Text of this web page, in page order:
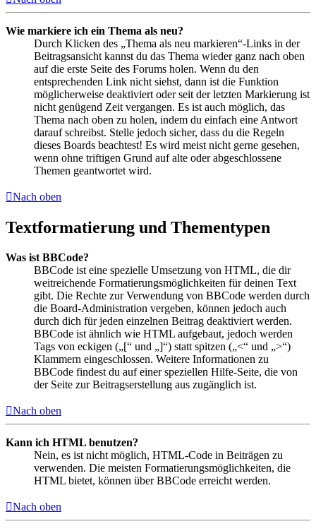
Wie markiere ich ein Thema als neu?
Durch Klicken des „Thema als neu markieren“-Links in der
Beitragsansicht kannst du das Thema wieder ganz nach oben
auf die erste Seite des Forums holen. Wenn du den
entsprechenden Link nicht siehst, dann ist die Funktion
möglicherweise deaktiviert oder seit der letzten Markierung ist
nicht genügend Zeit vergangen. Es ist auch möglich, das
Thema nach oben zu holen, indem du einfach eine Antwort
darauf schreibst. Stelle jedoch sicher, dass du die Regeln
dieses Boards beachtest! Es wird meist nicht gerne gesehen,
wenn ohne triftigen Grund auf alte oder abgeschlossene
Themen geantwortet wird.
Nach oben
Textformatierung und Thementypen
Was ist BBCode?
BBCode ist eine spezielle Umsetzung von HTML, die dir
weitreichende Formatierungsmöglichkeiten für deinen Text
gibt. Die Rechte zur Verwendung von BBCode werden durch
die Board-Administration vergeben, können jedoch auch
durch dich für jeden einzelnen Beitrag deaktiviert werden.
BBCode ist ähnlich wie HTML aufgebaut, jedoch werden
Tags von eckigen („[“ und „]“) statt spitzen („<“ und „>“)
Klammern eingeschlossen. Weitere Informationen zu
BBCode findest du auf einer speziellen Hilfe-Seite, die von
der Seite zur Beitragserstellung aus zugänglich ist.
Nach oben
Kann ich HTML benutzen?
Nein, es ist nicht möglich, HTML-Code in Beiträgen zu
verwenden. Die meisten Formatierungsmöglichkeiten, die
HTML bietet, können über BBCode erreicht werden.
Nach oben